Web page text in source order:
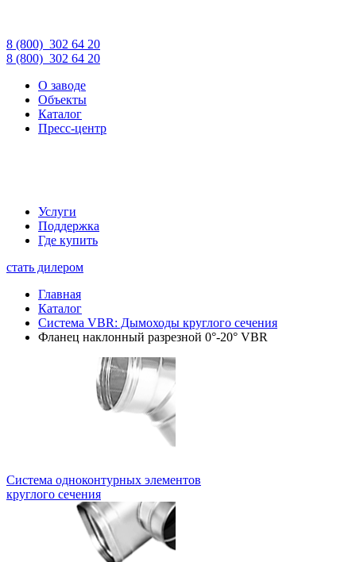
8 (800) 302 64 20
8 (800) 302 64 20
О заводе
Объекты
Каталог
Пресс-центр
Услуги
Поддержка
Где купить
стать дилером
Главная
Каталог
Cистема VBR: Дымоходы круглого сечения
Фланец наклонный разрезной 0°-20° VBR
Система одноконтурных элементов
круглого сечения